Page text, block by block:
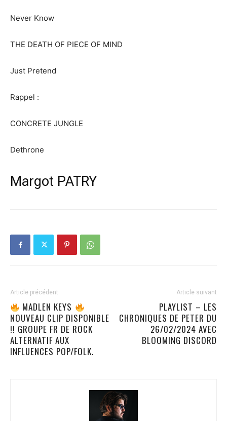
Never Know
THE DEATH OF PIECE OF MIND
Just Pretend
Rappel :
CONCRETE JUNGLE
Dethrone
Margot PATRY
Article précédent
MADLEN KEYS
NOUVEAU CLIP DISPONIBLE
!! GROUPE FR DE ROCK
ALTERNATIF AUX
INFLUENCES POP/FOLK.
Article suivant
PLAYLIST – LES
CHRONIQUES DE PETER DU
26/02/2024 AVEC
BLOOMING DISCORD